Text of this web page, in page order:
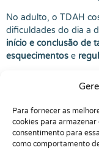
Para fornecer as
cookies para
consentimento para
como comportamento
No adulto, o TDAH
dificuldades do dia a
início e conclusão de
esquecimentos e
e, em
rótulo.
O que a psicóloga